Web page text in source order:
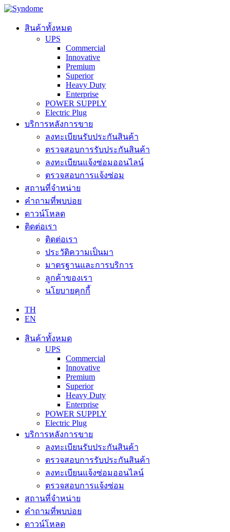
Skip
contentสินค้าทั้งหมด
UPS
Commercial
Innovative
Premium
Superior
Heavy Duty
Enterprise
POWER SUPPLY
Electric Plug
บริการหลังการขาย
ลงทะเบียนรับประกันสินค้า
ตรวจสอบการรับประกันสินค้า
ลงทะเบียนแจ้งซ่อมออนไลน์
ตรวจสอบการแจ้งซ่อม
สถานที่จำหน่าย
คำถามที่พบบ่อย
ดาวน์โหลด
ติดต่อเรา
ติดต่อเรา
ประวัติความเป็นมา
มาตรฐานและการบริการ
ลูกค้าของเรา
นโยบายคุกกี้
TH
EN
สินค้าทั้งหมด
UPS
Commercial
Innovative
Premium
Superior
Heavy Duty
Enterprise
POWER SUPPLY
Electric Plug
บริการหลังการขาย
ลงทะเบียนรับประกันสินค้า
ตรวจสอบการรับประกันสินค้า
ลงทะเบียนแจ้งซ่อมออนไลน์
ตรวจสอบการแจ้งซ่อม
สถานที่จำหน่าย
คำถามที่พบบ่อย
ดาวน์โหลด